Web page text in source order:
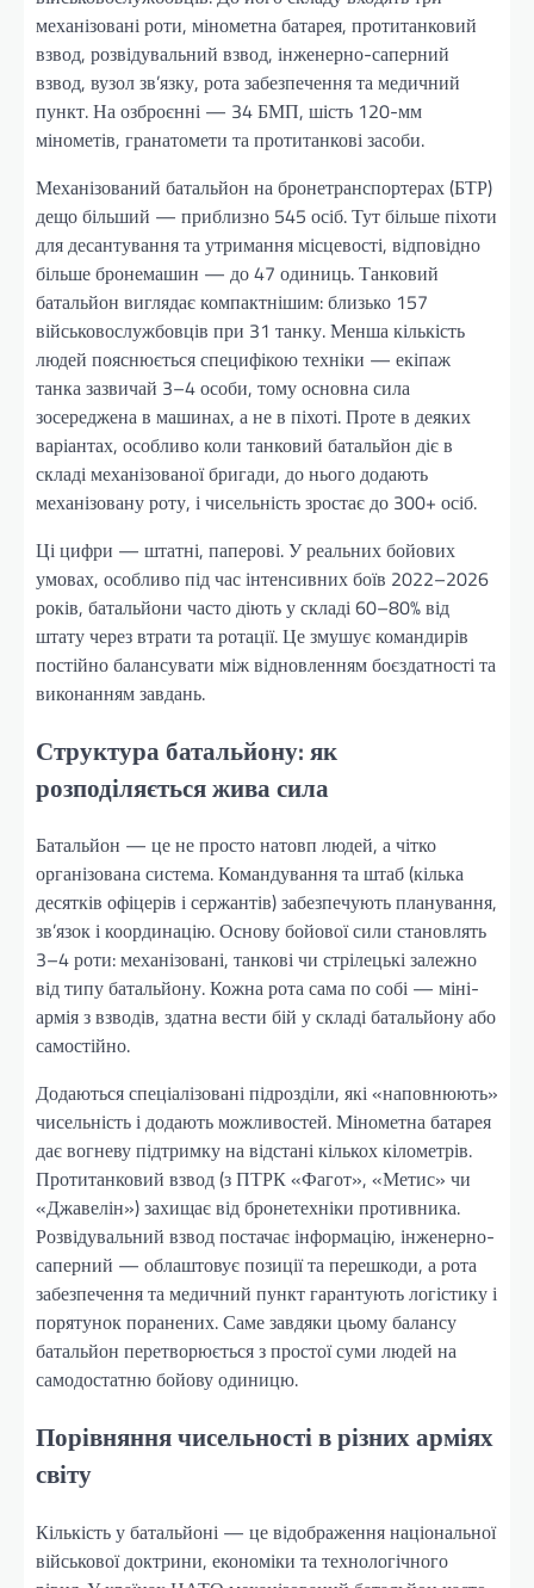
механізовані роти, мінометна батарея, протитанковий
взвод, розвідувальний взвод, інженерно-саперний
взвод, вузол зв’язку, рота забезпечення та медичний
пункт. На озброєнні — 34 БМП, шість 120-мм
мінометів, гранатомети та протитанкові засоби.
Механізований батальйон на бронетранспортерах (БТР)
дещо більший — приблизно 545 осіб. Тут більше піхоти
для десантування та утримання місцевості, відповідно
більше бронемашин — до 47 одиниць. Танковий
батальйон виглядає компактнішим: близько 157
військовослужбовців при 31 танку. Менша кількість
людей пояснюється специфікою техніки — екіпаж
танка зазвичай 3–4 особи, тому основна сила
зосереджена в машинах, а не в піхоті. Проте в деяких
варіантах, особливо коли танковий батальйон діє в
складі механізованої бригади, до нього додають
механізовану роту, і чисельність зростає до 300+ осіб.
Ці цифри — штатні, паперові. У реальних бойових
умовах, особливо під час інтенсивних боїв 2022–2026
років, батальйони часто діють у складі 60–80% від
штату через втрати та ротації. Це змушує командирів
постійно балансувати між відновленням боєздатності та
виконанням завдань.
Структура батальйону: як
розподіляється жива сила
Батальйон — це не просто натовп людей, а чітко
організована система. Командування та штаб (кілька
десятків офіцерів і сержантів) забезпечують планування,
зв’язок і координацію. Основу бойової сили становлять
3–4 роти: механізовані, танкові чи стрілецькі залежно
від типу батальйону. Кожна рота сама по собі — міні-
армія з взводів, здатна вести бій у складі батальйону або
самостійно.
Додаються спеціалізовані підрозділи, які «наповнюють»
чисельність і додають можливостей. Мінометна батарея
дає вогневу підтримку на відстані кількох кілометрів.
Протитанковий взвод (з ПТРК «Фагот», «Метис» чи
«Джавелін») захищає від бронетехніки противника.
Розвідувальний взвод постачає інформацію, інженерно-
саперний — облаштовує позиції та перешкоди, а рота
забезпечення та медичний пункт гарантують логістику і
порятунок поранених. Саме завдяки цьому балансу
батальйон перетворюється з простої суми людей на
самодостатню бойову одиницю.
Порівняння чисельності в різних арміях
світу
Кількість у батальйоні — це відображення національної
військової доктрини, економіки та технологічного